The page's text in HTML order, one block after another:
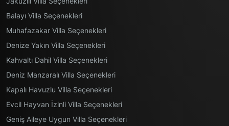
Balayı Villa Seçenekleri
Muhafazakar Villa Seçenekleri
Denize Yakın Villa Seçenekleri
Kahvaltı Dahil Villa Seçenekleri
Deniz Manzaralı Villa Seçenekleri
Kapalı Havuzlu Villa Seçenekleri
Evcil Hayvan İzinli Villa Seçenekleri
Geniş Aileye Uygun Villa Seçenekleri